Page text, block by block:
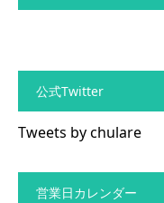
公式Twitter
Tweets by chulare
営業日カレンダー